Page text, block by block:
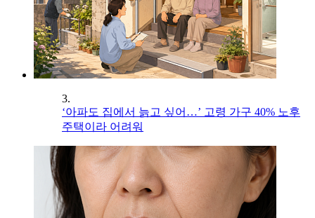
3.
‘아파도 집에서 늙고 싶어…’ 고령 가구 40% 노후
주택이라 어려워